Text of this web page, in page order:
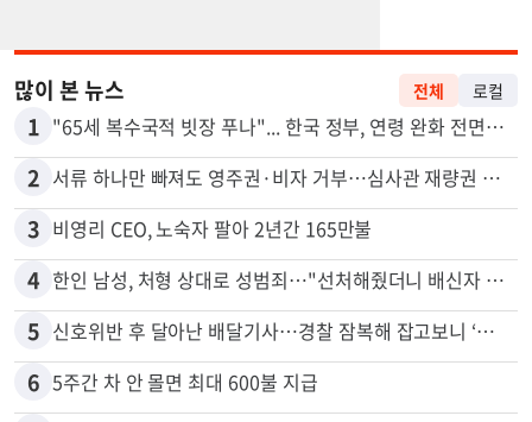
많이 본 뉴스
1 "65세 복수국적 빗장 푸나"... 한국 정부, 연령 완화 전면 추진
2
3 비영리 CEO, 노숙자 팔아 2년간 165만불
4 한인 남성, 처형 상대로 성범죄…"선처해줬더니 배신자 취급"
5